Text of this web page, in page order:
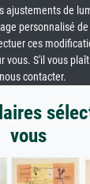
ajustements de
personnalisé
ces
vous. S'il vous
contacter.
vous